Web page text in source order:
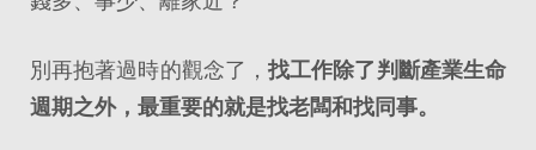
別再抱著過時的觀念了，找工作除了判斷產業生命
週期之外，最重要的就是找老闆和找同事。